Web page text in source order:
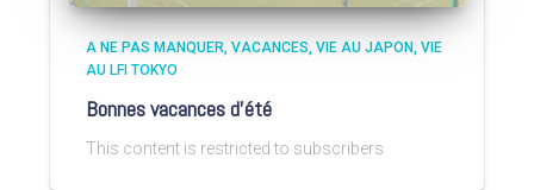
A NE PAS MANQUER VACANCES VIE AU JAPON VIE
AU LFI TOKYO
Bonnes vacances d’été
This content is restricted to subscribers